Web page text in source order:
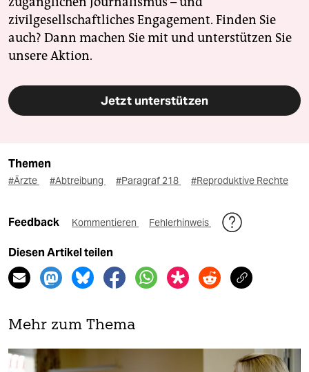
zivilgesellschaftliches Engagement. Finden Sie
auch? Dann machen Sie mit und unterstützen Sie
unsere Aktion.
Jetzt unterstützen
Themen
#Ärzte #Abtreibung #Paragraf 218 #Reproduktive Rechte
Feedback Kommentieren Fehlerhinweis
Diesen Artikel teilen
Mehr zum Thema